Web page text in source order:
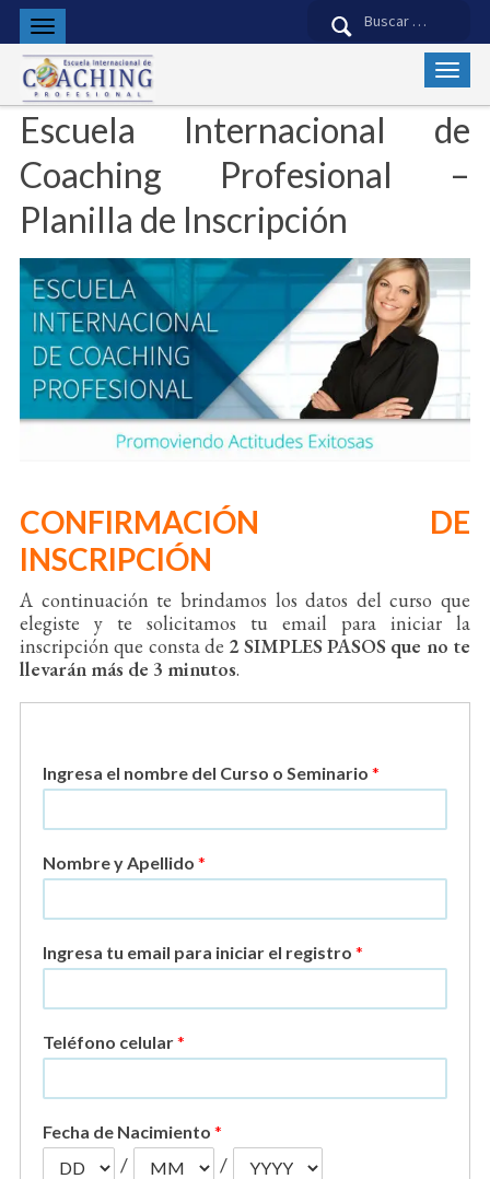
Buscar:
Escuela Internacional de
Coaching Profesional –
Planilla de Inscripción
CONFIRMACIÓN DE
INSCRIPCIÓN
A continuación te brindamos los datos del curso que
elegiste y te solicitamos tu email para iniciar la
inscripción que consta de 2 SIMPLES PASOS que no te
llevarán más de 3 minutos.
Ingresa el nombre del Curso o Seminario *
Nombre y Apellido *
Ingresa tu email para iniciar el registro *
Teléfono celular*
Fecha de Nacimiento *
/ /